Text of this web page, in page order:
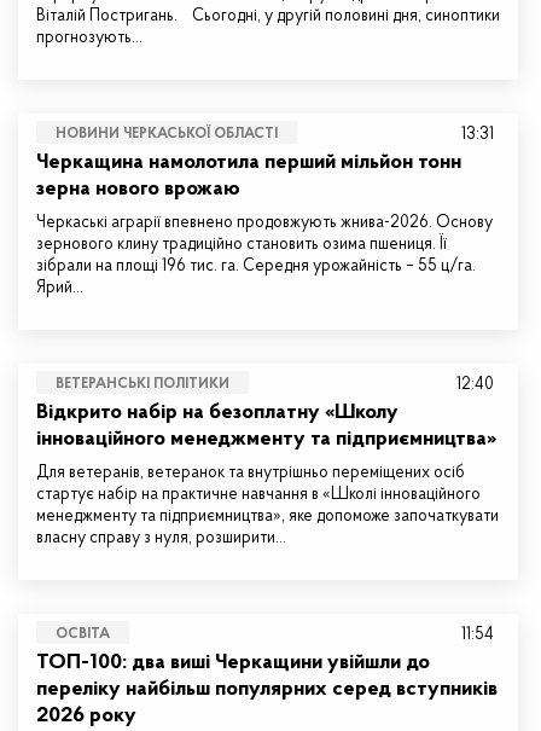
Віталій Постригань. Сьогодні, у другій половині дня, синоптики
прогнозують…
НОВИНИ ЧЕРКАСЬКОЇ ОБЛАСТІ
Черкащина намолотила перший мільйон тонн
зерна нового врожаю
Черкаські аграрії впевнено продовжують жнива-2026. Основу
зернового клину традиційно становить озима пшениця. Її
зібрали на площі 196 тис. га. Середня урожайність – 55 ц/га.
Ярий…
13:31
ВЕТЕРАНСЬКІ ПОЛІТИКИ
Відкрито набір на безоплатну «Школу
інноваційного менеджменту та підприємництва»
Для ветеранів, ветеранок та внутрішньо переміщених осіб
стартує набір на практичне навчання в «Школі інноваційного
менеджменту та підприємництва», яке допоможе започаткувати
власну справу з нуля, розширити…
12:40
ОСВІТА
ТОП-100: два виші Черкащини увійшли до
переліку найбільш популярних серед вступників
2026 року
11:54